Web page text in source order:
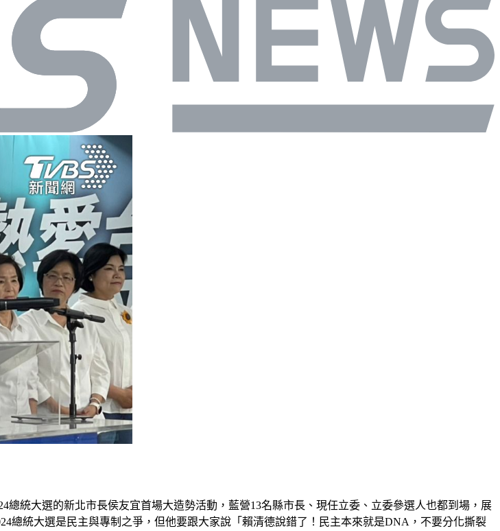
總統大選的新北市長侯友宜首場大造勢活動，藍營13名縣市長、現任立委、立委參選人也都到場，展
總統大選是民主與專制之爭，但他要跟大家說「賴清德說錯了！民主本來就是DNA，不要分化撕裂